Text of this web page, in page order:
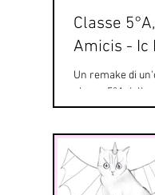
Classe
Amicis - Ic
Un remake di
classe 5°A
Fornara Ossola